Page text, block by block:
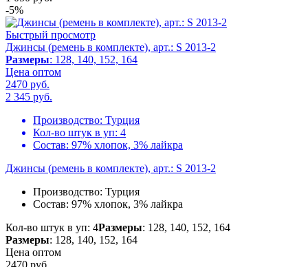
-5%
Быстрый просмотр
Джинсы (ремень в комплекте), арт.: S 2013-2
Размеры: 128, 140, 152, 164
Цена оптом
2470 руб.
2 345 руб.
Производство: Турция
Кол-во штук в уп: 4
Состав: 97% хлопок, 3% лайкра
Джинсы (ремень в комплекте), арт.: S 2013-2
Производство: Турция
Состав: 97% хлопок, 3% лайкра
Кол-во штук в уп: 4Размеры: 128, 140, 152, 164
Размеры: 128, 140, 152, 164
Цена оптом